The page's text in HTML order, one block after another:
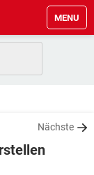
MENU
Nächste